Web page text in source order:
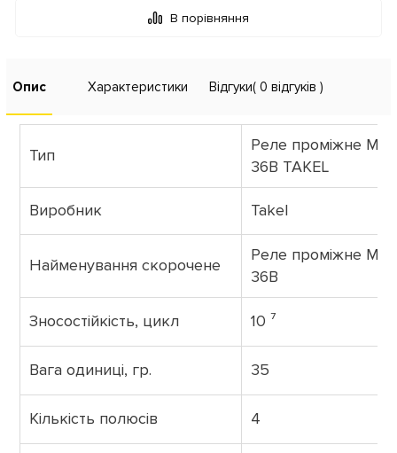
В порівняння
Опис Характеристики Відгуки( 0 відгуків )
Тип
Реле проміжне
36В TAKEL
Виробник Takel
Найменування скорочене
Реле проміжне
36В
Зносостійкість, цикл 10 ⁷
Вага одиниці, гр. 35
Кількість полюсів 4